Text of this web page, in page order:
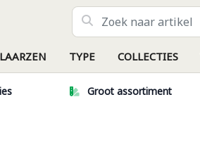
TYPE COLLECTIES
Groot assortiment